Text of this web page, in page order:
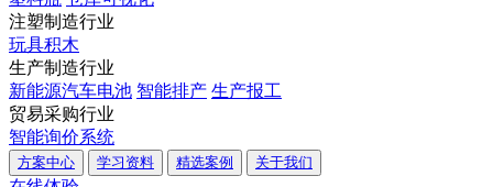
注塑制造行业
玩具积木
生产制造行业
新能源汽车电池 智能排产 生产报工
贸易采购行业
智能询价系统
方案中心 学习资料 精选案例 关于我们